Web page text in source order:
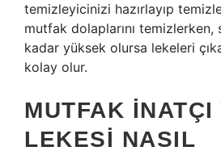
temizleyicinizi hazırlayıp
mutfak dolaplarını temizlerken,
kadar yüksek olursa lekeleri
kolay olur.
MUTFAK INATÇI
LEKESI NASIL